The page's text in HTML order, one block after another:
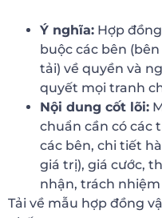
Ý nghĩa: Hợp
buộc các bên
tải) về quyền và
quyết mọi tranh
Nội dung cốt lõi:
chuẩn cần có các
các bên, chi tiết
giá trị), giá cước,
nhận, trách
Tải về mẫu hợp đồng